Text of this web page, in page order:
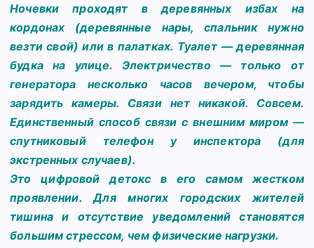
Ночевки проходят в деревянных избах на
кордонах (деревянные нары, спальник нужно
везти свой) или в палатках. Туалет — деревянная
будка на улице. Электричество — только от
генератора несколько часов вечером, чтобы
зарядить камеры. Связи нет никакой. Совсем.
Единственный способ связи с внешним миром —
спутниковый телефон у инспектора (для
экстренных случаев).
Это цифровой детокс в его самом жестком
проявлении. Для многих городских жителей
тишина и отсутствие уведомлений становятся
большим стрессом, чем физические нагрузки.